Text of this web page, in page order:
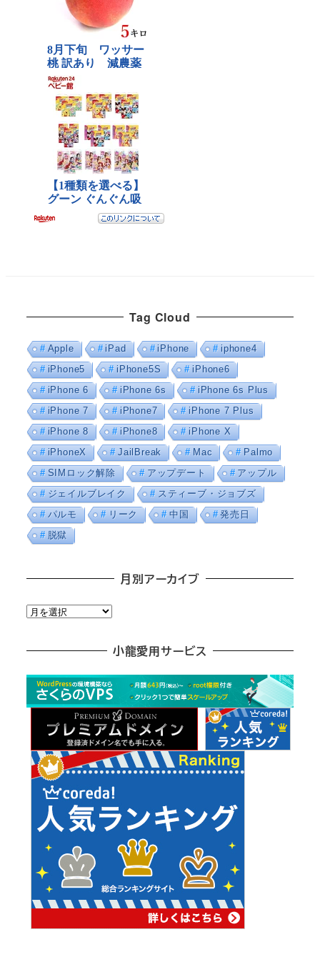
Tag Cloud
Apple iPad iPhone
iphone4
iPhone5
iPhone5S
iPhone6
iPhone 6
iPhone 6s
iPhone 6s Plus
iPhone 7
iPhone7
iPhone 7 Plus
iPhone 8
iPhone8
iPhone X
iPhoneX
JailBreak Mac
Palmo
SIMロック解除
アップデート
アップル
ジェイルブレイク
スティーブ・ジョブズ
パルモ
リーク 中国
発売日
脱獄
月別アーカイブ
月
カ
小龍愛用サービス